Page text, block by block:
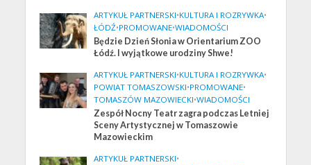
ARTYKUŁ PARTNERSKI•KULTURA I ROZRYWKA•
ŁÓDŹ•PROMOWANE•WIADOMOŚCI
Będzie Dzień Słonia w Orientarium ZOO
Łódź. I wyjątkowe urodziny Shwe!
ARTYKUŁ PARTNERSKI•KULTURA I ROZRYWKA•
POWIAT TOMASZOWSKI•PROMOWANE•
TOMASZÓW MAZOWIECKI•WIADOMOŚCI
Zespół Nocny Teatr zagra podczas Letniej
Sceny Artystycznej w Tomaszowie
Mazowieckim
ARTYKUŁ PARTNERSKI•